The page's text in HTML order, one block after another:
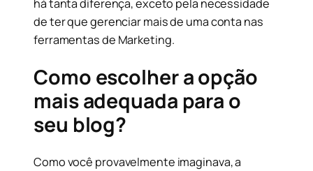
há tanta diferença, exceto pela necessidade
de ter que gerenciar mais de uma conta nas
ferramentas de Marketing.
Como escolher a opção
mais adequada para o
seu blog?
Como você provavelmente imaginava, a